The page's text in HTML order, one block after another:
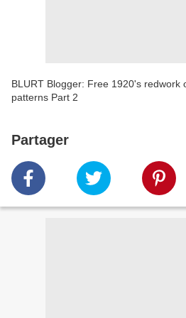
BLURT Blogger: Free 1920's redwork
patterns Part 2
Partager